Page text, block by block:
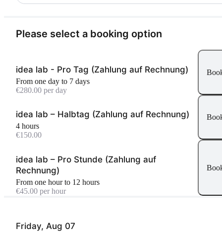
Friday, Aug 07
Please select a booking option
idea lab - Pro Tag (Zahlung auf Rechnung)
From one day to 7 days
€280.00 per day
idea lab – Halbtag (Zahlung auf Rechnung)
4 hours
€150.00
idea lab – Pro Stunde (Zahlung auf
Rechnung)
From one hour to 12 hours
€45.00 per hour